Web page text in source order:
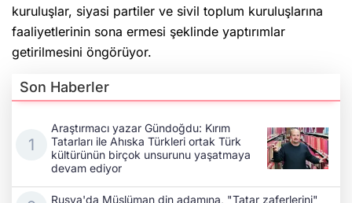
kuruluşlar, siyasi partiler ve sivil toplum kuruluşlarına
faaliyetlerinin sona ermesi şeklinde yaptırımlar
getirilmesini öngörüyor.
Son Haberler
Araştırmacı yazar Gündoğdu: Kırım
Tatarları ile Ahıska Türkleri ortak Türk
kültürünün birçok unsurunu yaşatmaya
devam ediyor
Rusya'da Müslüman din adamına, "Tatar zaferlerini"